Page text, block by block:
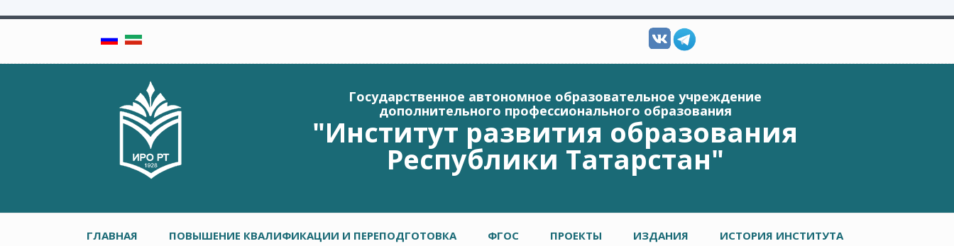
Государственное автономное образовательное учреждение
дополнительного профессионального образования
"Институт развития образования
Республики Татарстан"
Главное меню
ГЛАВНАЯ ПОВЫШЕНИЕ КВАЛИФИКАЦИИ И ПЕРЕПОДГОТОВКА ФГОС ПРОЕКТЫ ИЗДАНИЯ ИСТОРИЯ ИНСТИТУТА